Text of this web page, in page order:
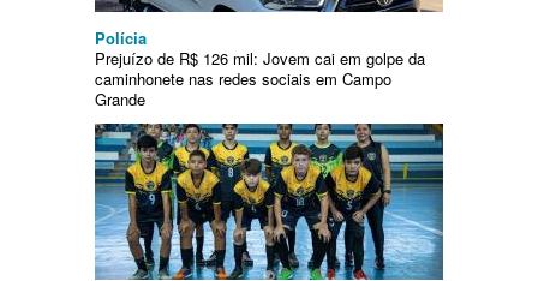
Polícia
Prejuízo de R$ 126 mil: Jovem cai em golpe da
caminhonete nas redes sociais em Campo
Grande